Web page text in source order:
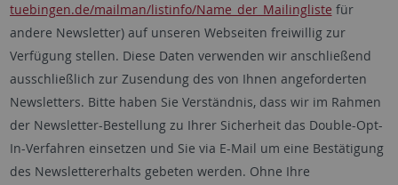
tuebingen.de/mailman/listinfo/Name_der_Mailingliste für
andere Newsletter) auf unseren Webseiten freiwillig zur
Verfügung stellen. Diese Daten verwenden wir anschließend
ausschließlich zur Zusendung des von Ihnen angeforderten
Newsletters. Bitte haben Sie Verständnis, dass wir im Rahmen
der Newsletter-Bestellung zu Ihrer Sicherheit das Double-Opt-
In-Verfahren einsetzen und Sie via E-Mail um eine Bestätigung
des Newslettererhalts gebeten werden. Ohne Ihre